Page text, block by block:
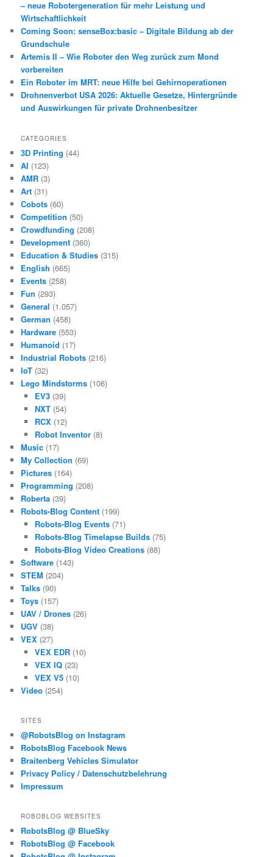
– neue Robotergeneration für mehr Leistung und
Wirtschaftlichkeit
Coming Soon: senseBox:basic – Digitale Bildung ab der
Grundschule
Artemis II – Wie Roboter den Weg zurück zum Mond
vorbereiten
Ein Roboter im MRT: neue Hilfe bei Gehirnoperationen
Drohnenverbot USA 2026: Aktuelle Gesetze, Hintergründe
und Auswirkungen für private Drohnenbesitzer
CATEGORIES
3D Printing (44)
AI (123)
AMR (3)
Art (31)
Cobots (60)
Competition (50)
Crowdfunding (208)
Development (360)
Education & Studies (315)
English (665)
Events (258)
Fun (293)
General (1.057)
German (458)
Hardware (553)
Humanoid (17)
Industrial Robots (216)
IoT (32)
Lego Mindstorms (106)
EV3(39)
NXT(54)
RCX(12)
Robot Inventor(8)
Music (17)
My Collection (69)
Pictures (164)
Programming (208)
Roberta (39)
Robots-Blog Content (199)
Robots-Blog Events(71)
Robots-Blog Timelapse Builds(75)
Robots-Blog Video Creations(88)
Software (143)
STEM (204)
Talks (90)
Toys (157)
UAV / Drones (26)
UGV (38)
VEX (27)
VEX EDR(10)
VEX IQ(23)
VEX V5(10)
Video (254)
SITES
@RobotsBlog on Instagram
RobotsBlog Facebook News
Braitenberg Vehicles Simulator
Privacy Policy / Datenschutzbelehrung
Impressum
ROBOBLOG WEBSITES
RobotsBlog @ BlueSky
RobotsBlog @ Facebook